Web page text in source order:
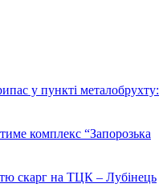
у пункті металобрухту:
комплекс “Запорозька
скарг на ТЦК – Лубінець